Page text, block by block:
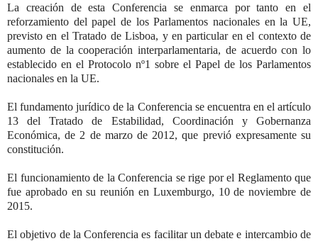
La creación de esta Conferencia se enmarca por tanto en el
reforzamiento del papel de los Parlamentos nacionales en la UE,
previsto en el Tratado de Lisboa, y en particular en el contexto de
aumento de la cooperación interparlamentaria, de acuerdo con lo
establecido en el Protocolo nº1 sobre el Papel de los Parlamentos
nacionales en la UE.
El fundamento jurídico de la Conferencia se encuentra en el artículo
13 del Tratado de Estabilidad, Coordinación y Gobernanza
Económica, de 2 de marzo de 2012, que previó expresamente su
constitución.
El funcionamiento de la Conferencia se rige por el Reglamento que
fue aprobado en su reunión en Luxemburgo, 10 de noviembre de
2015.
El objetivo de la Conferencia es facilitar un debate e intercambio de